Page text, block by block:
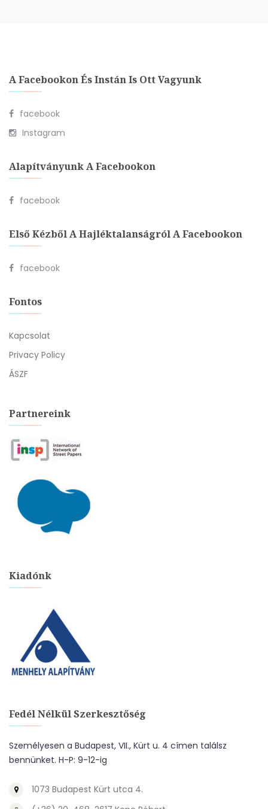
A Facebookon És Instán Is Ott Vagyunk
facebook
Instagram
Alapítványunk A Facebookon
facebook
Első Kézből A Hajléktalanságról A Facebookon
facebook
Fontos
Kapcsolat
Privacy Policy
ÁSZF
Partnereink
Kiadónk
Fedél Nélkül Szerkesztőség
Személyesen a Budapest, VII., Kürt u. 4 címen találsz
bennünket. H-P: 9-12-ig
1073 Budapest Kürt utca 4.